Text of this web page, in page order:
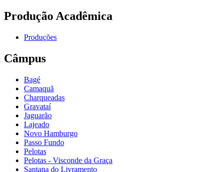
Produção Acadêmica
Produções
Câmpus
Bagé
Camaquã
Charqueadas
Gravataí
Jaguarão
Lajeado
Novo Hamburgo
Passo Fundo
Pelotas
Pelotas - Visconde da Graça
Santana do Livramento